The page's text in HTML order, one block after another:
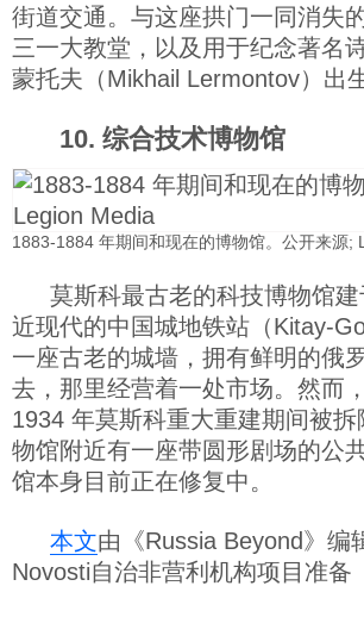
街道交通。与这座拱门一同消失
三一大教堂，以及用于纪念著名
蒙托夫（Mikhail Lermontov）出
10. 综合技术博物馆
1883-1884 年期间和现在的博物馆。公开来源;
莫斯科最古老的科技博物馆
近现代的中国城地铁站（Kitay-
一座古老的城墙，拥有鲜明的俄
去，那里经营着一处市场。然而
1934 年莫斯科重大重建期间被
物馆附近有一座带圆形剧场的公
馆本身目前正在修复中。
本文由《Russia Beyond》编
Novosti自治非营利机构项目准备